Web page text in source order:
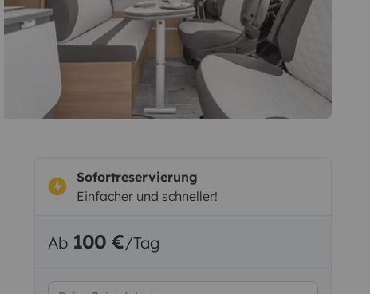
Sofortreservierung
Einfacher und schneller!
Ab 100 €/Tag